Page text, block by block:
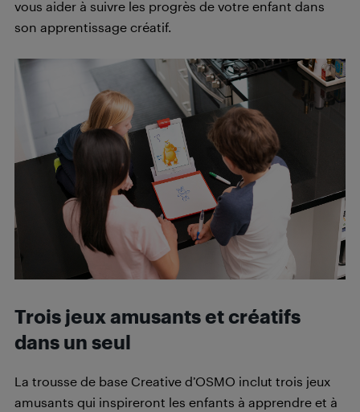
vous aider à suivre les progrès de votre enfant dans
son apprentissage créatif.
Trois jeux amusants et créatifs
dans un seul
La trousse de base Creative d’OSMO inclut trois jeux
amusants qui inspireront les enfants à apprendre et à